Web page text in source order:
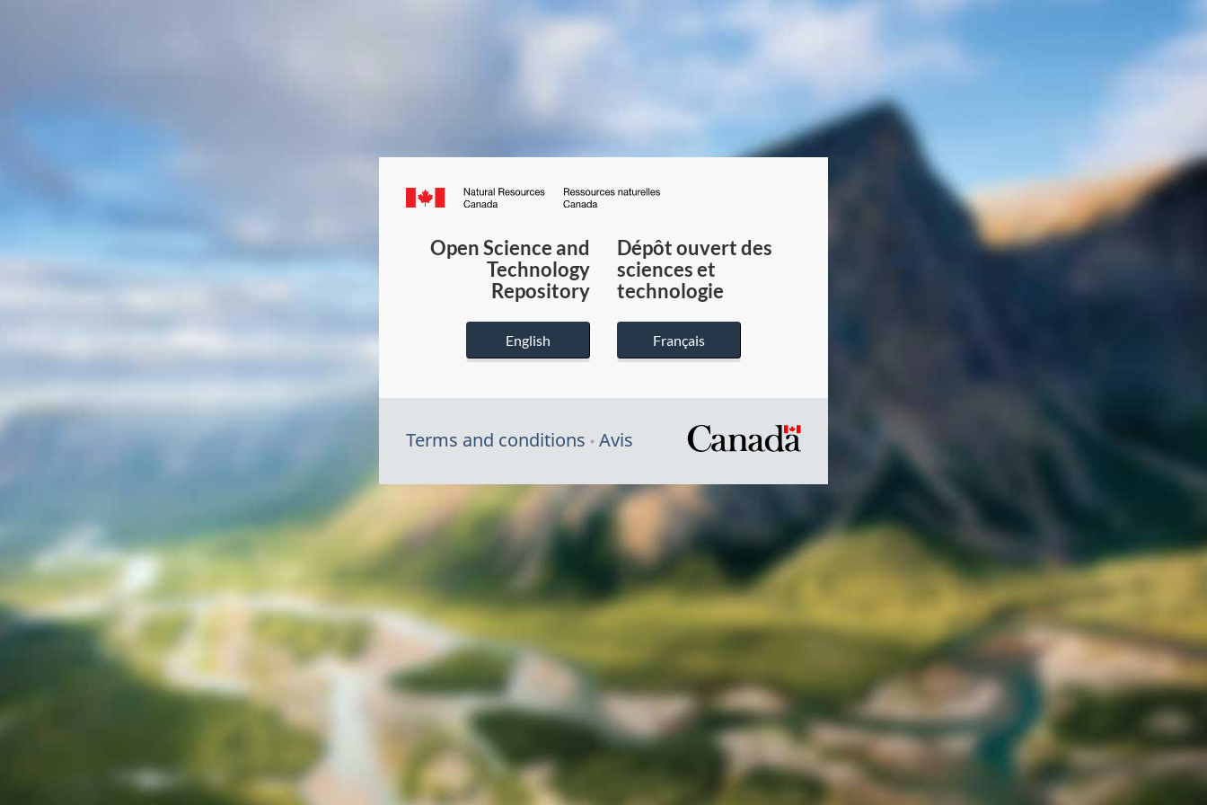
Canada.ca
du
Canada
Open Science and
Technology
Repository
English
Dépôt ouvert des
sciences et
technologie
Français
Terms and conditions Avis
/
gouvernement
du